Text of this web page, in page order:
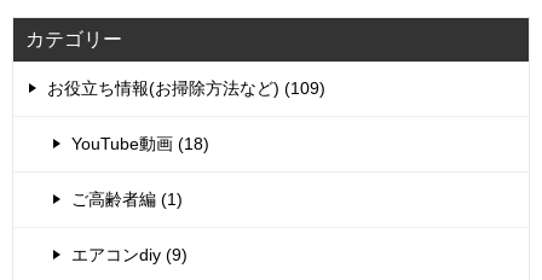
カテゴリー
お役立ち情報(お掃除方法など) (109)
YouTube動画 (18)
ご高齢者編 (1)
エアコンdiy (9)